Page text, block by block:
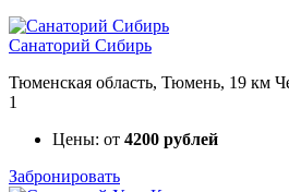
Санаторий Сибирь
Тюменская область, Тюмень, 19 км
1
Цены: от 4200 рублей
Забронировать